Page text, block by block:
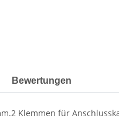
anzeigen
Bewertungen
Klemmen für